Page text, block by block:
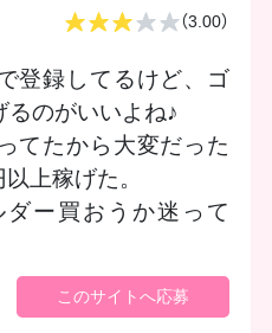
（3.00）
登録してるけど、ゴ
るのがいいよね♪
てたから大変だった
上稼げた。
ー買おうか迷って
このサイトへ応募